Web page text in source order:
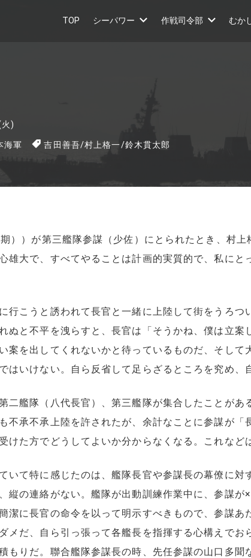
TOP シーパワー 作戦司令部 むか
)
海軍 吉田善吾/村上格一/鈴木貫太郎
））が第三艦隊参謀（少佐）にとられたとき、村上
雄大で、すべてやることは計画的実質的で、私にと
こうと誘われて長官と一緒に上陸して街をうろつ
ぬと不平を洩らすと、長官は「そうかね、僕は立案
案を出してくれないかと待っているものだ、そし
はいけない。自ら反省して足らざるところを究め、
艦隊（八代長官）、第三艦隊が集合したことがあ
不承不承上陸を許されたが、余計なことに参謀が「
けた方でどうしてよいか分からなくなる。これなど
て特に感じたのは、艦隊長官や参謀長の幕僚に対
縦の連絡がない。艦隊が出動訓練作業中に、参謀が
潔に長官の命令を以って明示すべきもので、参謀あ
メだ、自ら引っ張って各艦長を指揮する心構えでお
もりだ。聯合艦隊参謀長の時、先任参謀の山口多聞